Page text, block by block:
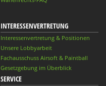
INTERESSENVERTRETUNG
Interessenvertretung & Positionen
Unsere Lobbyarbeit
Fachausschuss Airsoft & Paintball
Gesetzgebung im Überblick
SERVICE